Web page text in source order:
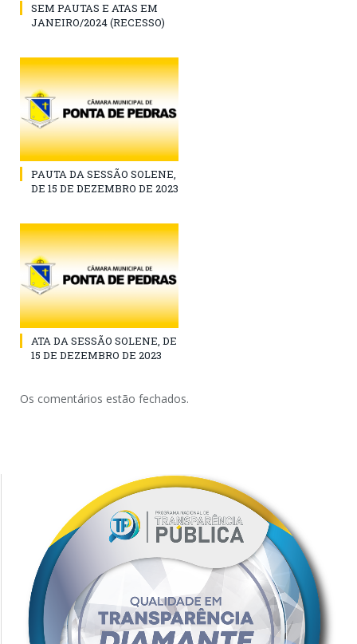
SEM PAUTAS E ATAS EM
JANEIRO/2024 (RECESSO)
PAUTA DA SESSÃO SOLENE,
DE 15 DE DEZEMBRO DE 2023
ATA DA SESSÃO SOLENE, DE
15 DE DEZEMBRO DE 2023
Os comentários estão fechados.